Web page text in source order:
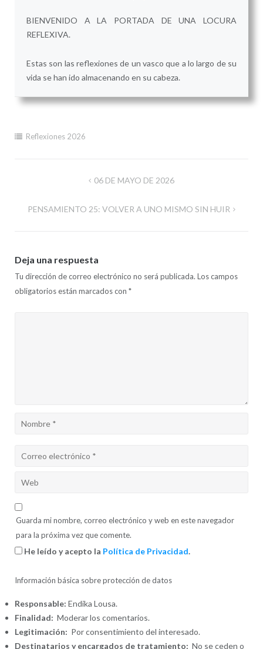
BIENVENIDO A LA PORTADA DE UNA LOCURA
REFLEXIVA.
Estas son las reflexiones de un vasco que a lo largo de su
vida se han ido almacenando en su cabeza.
Reflexiones 2026
entradas
06 DE MAYO DE 2026
PENSAMIENTO 25: VOLVER A UNO MISMO SIN HUIR
Deja una respuesta
Tu dirección de correo electrónico no será publicada. Los campos
obligatorios están marcados con *
Guarda mi nombre, correo electrónico y web en este navegador
para la próxima vez que comente.
He leído y acepto la Política de Privacidad.
Información básica sobre protección de datos
Responsable: Endika Lousa.
Finalidad: Moderar los comentarios.
Legitimación: Por consentimiento del interesado.
Destinatarios y encargados de tratamiento: No se ceden o